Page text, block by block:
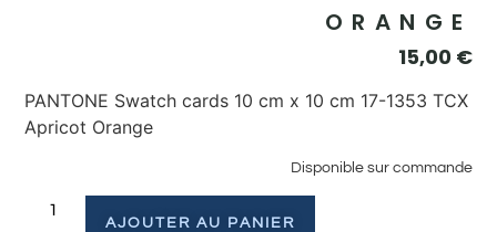
ORANGE
15,00 €
PANTONE Swatch cards 10 cm x 10 cm 17-1353 TCX
Apricot Orange
Disponible sur commande
AJOUTER AU PANIER